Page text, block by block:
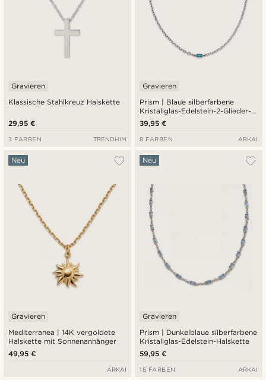
Klassische Stahlkreuz Halskette
Gravieren
29,95 €
3 FARBEN TRENDHIM
Prism | Blaue silberfarbene
Kristallglas-Edelstein-2-Glieder-
Halskette
Gravieren
39,95 €
8 FARBEN ARKAI
Mediterranea | 14K vergoldete
Halskette mit Sonnenanhänger
Neu
Gravieren
49,95 €
ARKAI
Prism | Dunkelblaue silberfarbene
Kristallglas-Edelstein-Halskette
Neu
Gravieren
59,95 €
18 FARBEN ARKAI